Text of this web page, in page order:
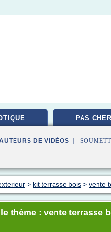
PAS CHER
AUTEURS DE VIDÉOS |
> kit terrasse bois > vente
thème : vente terrasse